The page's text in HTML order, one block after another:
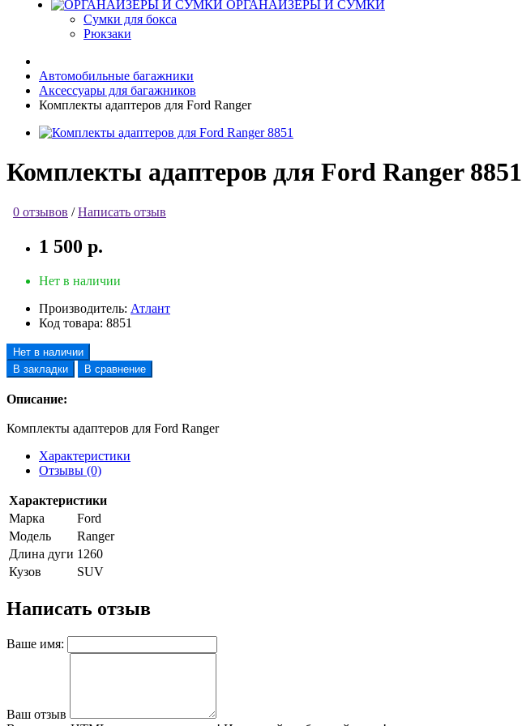
ОРГАНАЙЗЕРЫ И СУМКИ
Сумки для бокса
Рюкзаки
Автомобильные багажники
Аксессуары для багажников
Комплекты адаптеров для Ford Ranger
Комплекты адаптеров для Ford Ranger 8851
0 отзывов /Написать отзыв
1 500 р.
Нет в наличии
Производитель: Атлант
Код товара: 8851
Нет в наличии
В закладки
В сравнение
Описание:
Комплекты адаптеров для Ford Ranger
Характеристики
Отзывы (0)
Характеристики
Марка
Ford
Модель
Ranger
Длина дуги 1260
Кузов
SUV
Написать отзыв
Ваше имя:
Ваш отзыв